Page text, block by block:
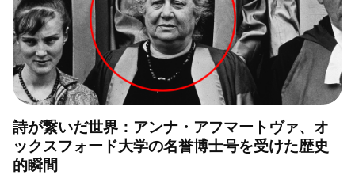
詩が繋いだ世界：アンナ・アフマートヴァ、オ
ックスフォード大学の名誉博士号を受けた歴史
的瞬間